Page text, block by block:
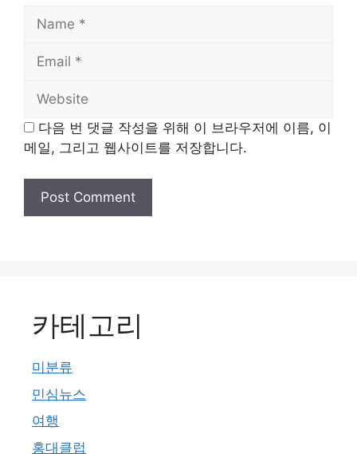
Name
Email
Website
다음 번 댓글 작성을 위해 이 브라우저에 이름, 이
메일, 그리고 웹사이트를 저장합니다.
카테고리
미분류
민심뉴스
여행
홍대클럽